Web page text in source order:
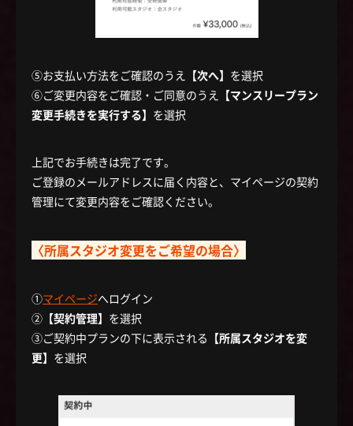
⑤お支払い方法をご確認のうえ 【次へ】 を選択
⑥ご変更内容をご確認・ご同意のうえ
【マンスリープラン
変更手続きを実行する】 を選択
上記でお手続きは完了です。
ご登録のメールアドレスに届く内容と、マイページの契約
管理にて変更内容をご確認ください。
〈所属スタジオ変更をご希望の場合〉
①マイページへログイン
② 【契約管理】 を選択
③ご契約中プランの下に表示される 【所属スタジオを変
更】 を選択